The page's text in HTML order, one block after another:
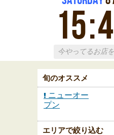
15:
旬のオススメ
ニューオー
プン
エリアで絞り込む